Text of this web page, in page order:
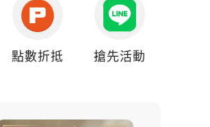
點數折抵 搶先活動